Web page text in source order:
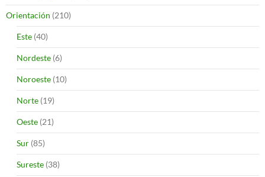
Orientación (210)
Este (40)
Nordeste (6)
Noroeste (10)
Norte (19)
Oeste (21)
Sur (85)
Sureste (38)